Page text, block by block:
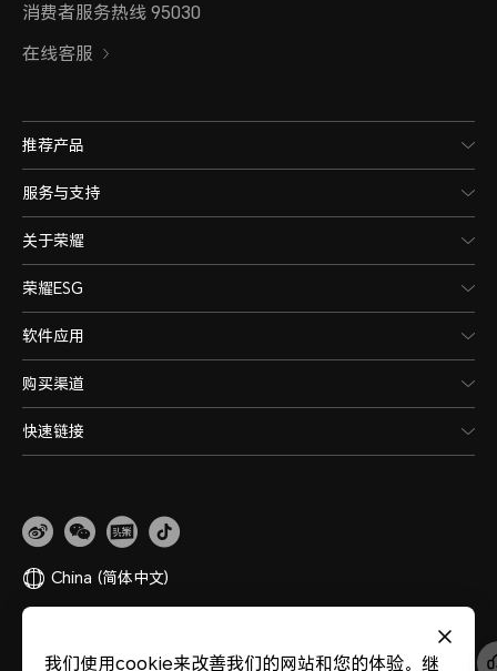
消费者服务热线 95030
在线客服
推荐产品
服务与支持
关于荣耀
荣耀ESG
软件应用
购买渠道
快速链接
China (简体中文)
我们使用cookie来改善我们的网站和您的体验。继